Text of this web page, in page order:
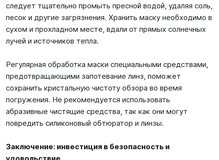
следует тщательно промыть пресной водой, удаляя соль,
песок и другие загрязнения. Хранить маску необходимо в
сухом и прохладном месте, вдали от прямых солнечных
лучей и источников тепла.
Регулярная обработка маски специальными средствами,
предотвращающими запотевание линз, поможет
сохранить кристальную чистоту обзора во время
погружения. Не рекомендуется использовать
абразивные чистящие средства, так как они могут
повредить силиконовый обтюратор и линзы.
Заключение: инвестиция в безопасность и